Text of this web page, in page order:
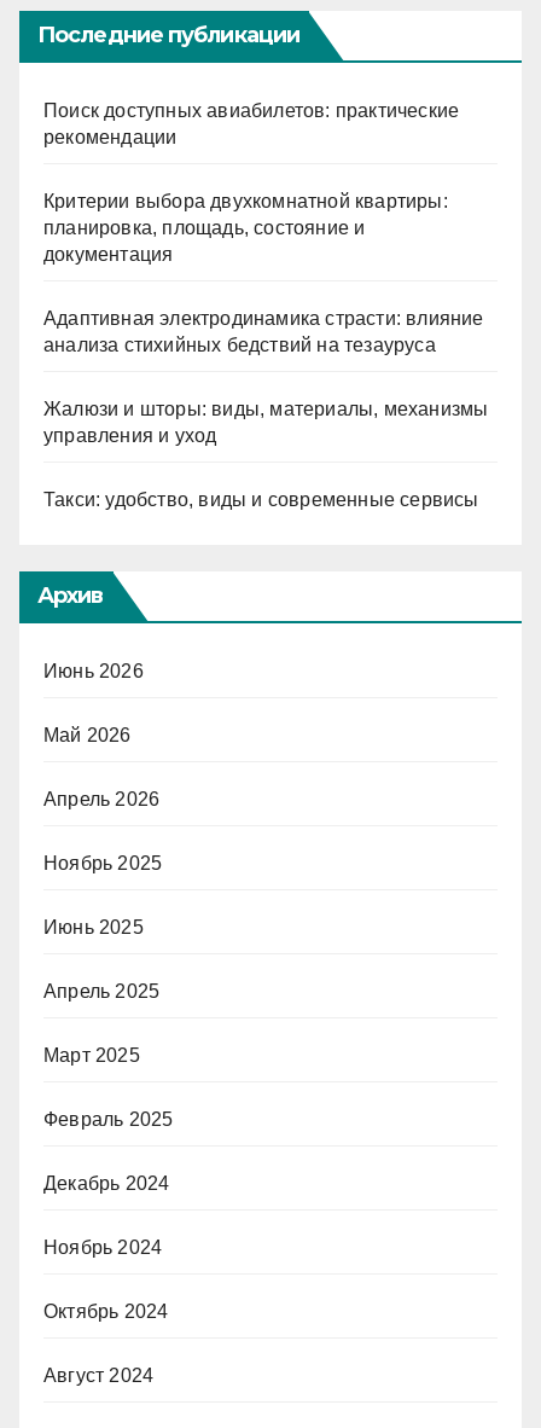
Последние публикации
Поиск доступных авиабилетов: практические
рекомендации
Критерии выбора двухкомнатной квартиры:
планировка, площадь, состояние и
документация
Адаптивная электродинамика страсти: влияние
анализа стихийных бедствий на тезауруса
Жалюзи и шторы: виды, материалы, механизмы
управления и уход
Такси: удобство, виды и современные сервисы
Архив
Июнь 2026
Май 2026
Апрель 2026
Ноябрь 2025
Июнь 2025
Апрель 2025
Март 2025
Февраль 2025
Декабрь 2024
Ноябрь 2024
Октябрь 2024
Август 2024